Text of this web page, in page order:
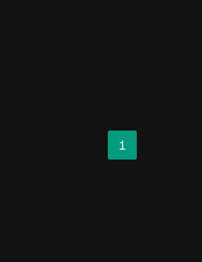
1